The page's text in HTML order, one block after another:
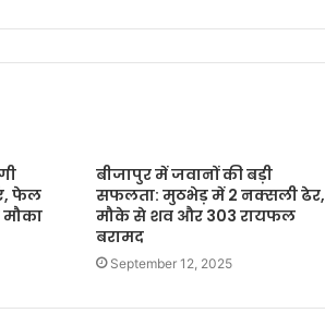
फेल
मौका
बीजापुर में जवानों की बड़ी
सफलता: मुठभेड़ में 2 नक्सली ढेर,
मौके से शव और 303 रायफल
बरामद
September 12, 2025